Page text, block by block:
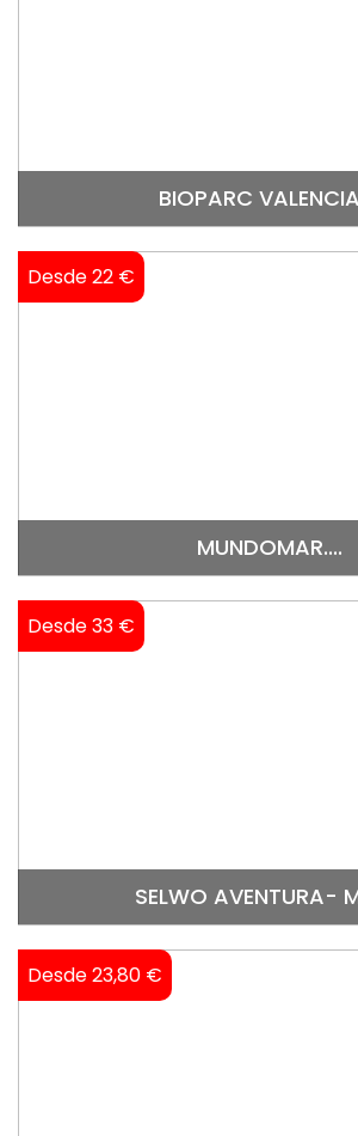
BIOPARC
Desde 22 €
MUNDOMAR....
Desde 33 €
SELWO AVENTURA-
Desde 23,80 €